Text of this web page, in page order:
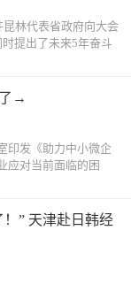
林代表省政府向大会
提出了未来5年奋斗
→
印发《助力中小微企
应对当前面临的困
！” 天津赴日韩经